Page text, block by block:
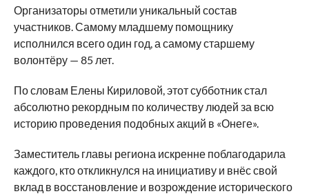
Организаторы отметили уникальный состав
участников. Самому младшему помощнику
исполнился всего один год, а самому старшему
волонтёру — 85 лет.
По словам Елены Кириловой, этот субботник стал
абсолютно рекордным по количеству людей за всю
историю проведения подобных акций в «Онеге».
Заместитель главы региона искренне поблагодарила
каждого, кто откликнулся на инициативу и внёс свой
вклад в восстановление и возрождение исторического